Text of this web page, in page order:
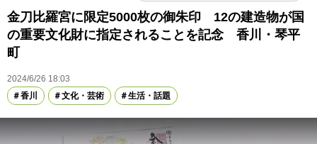
金刀比羅宮に限定5000枚の御朱印 12の建造物が国
の重要文化財に指定されることを記念 香川・琴平
町
2024/6/26 18:03
香川
文化・芸術 生活・話題